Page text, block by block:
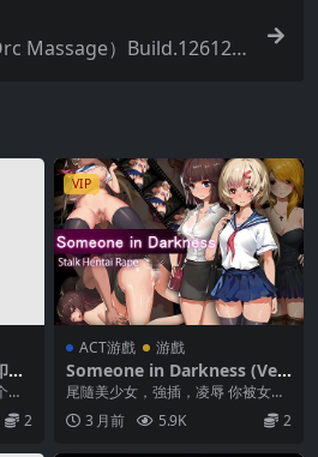
Massage）Build.126122
～
王
是
2
VIP
ACT游戲 游戲
Someone in Darkness (Ver
2024.07.10)
尾隨美少女，強插，凌辱 你被女友
解雇了。現在，您只想對世界報
仇。一些無辜的婦女是...
3 月前 5.9K 2